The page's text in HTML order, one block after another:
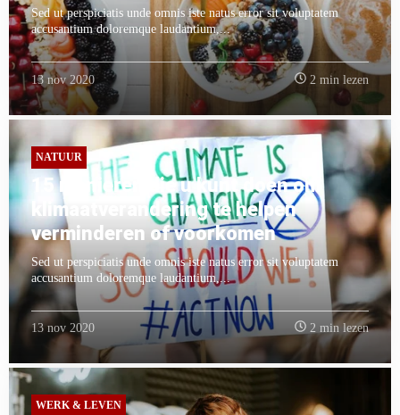
Sed ut perspiciatis unde omnis iste natus error sit voluptatem
accusantium doloremque laudantium,...
13 nov 2020 2 min lezen
NATUUR
15 manieren die u kunt doen om
klimaatverandering te helpen
verminderen of voorkomen
Sed ut perspiciatis unde omnis iste natus error sit voluptatem
accusantium doloremque laudantium,...
13 nov 2020 2 min lezen
WERK & LEVEN